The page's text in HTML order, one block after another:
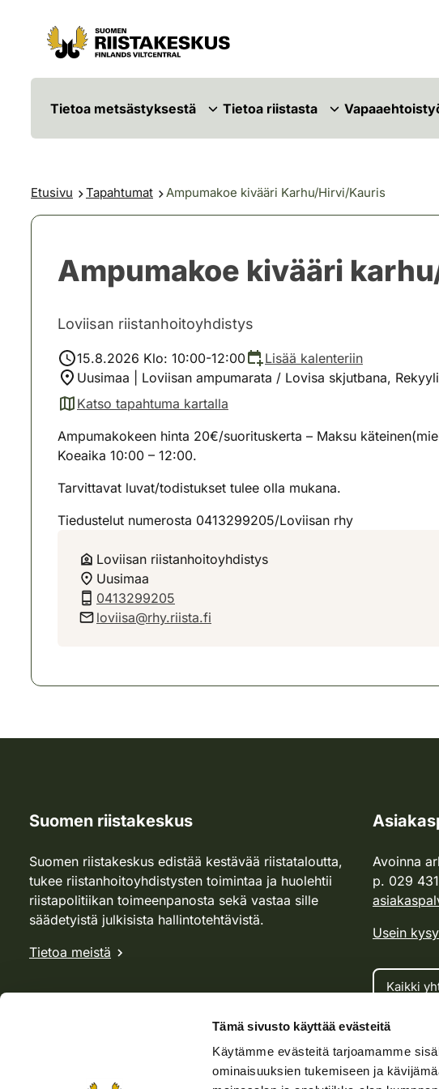
Tämä sivusto käyttää evästeitä
Käytämme evästeitä tarjoamamme
ominaisuuksien tukemiseen ja
Siirry sisältöön
Siirry sivustokarttaan
Tietoa metsästyksestä Tietoa riistasta
Etusivu Tapahtumat Ampumakoe kivääri Karhu/Hirvi/Kauris
Ampumakoe kivääri
Loviisan riistanhoitoyhdistys
15.8.2026 Klo: 10:00-12:00
Lisää kalenteriin
Uusimaa | Loviisan ampumarata / Lovisa skjutbana,
Katso tapahtuma kartalla
(avautuu uuteen välilehteen)
Ampumakokeen hinta 20€/suorituskerta – Maksu
Koeaika 10:00 – 12:00.
Tarvittavat luvat/todistukset tulee olla mukana.
Tiedustelut numerosta 0413299205/Loviisan rhy
Loviisan riistanhoitoyhdistys
Uusimaa
0413299205
loviisa@rhy.riista.fi
Suomen riistakeskus
Suomen riistakeskus edistää kestävää riistataloutta,
tukee riistanhoitoyhdistysten toimintaa ja huolehtii
riistapolitiikan toimeenpanosta sekä vastaa sille
säädetyistä julkisista hallintotehtävistä.
Tietoa meistä
Avoinna
p. 029
Usein
Kaikki
Oma riista